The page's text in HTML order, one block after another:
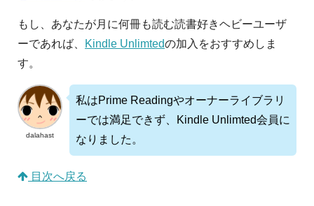
もし、あなたが月に何冊も読む読書好きヘビーユーザ
ーであれば、
Kindle Unlimtedの加入をおすすめしま
す。
dalahast
私はPrime Readingやオーナーライブラリ
ーでは満足できず、Kindle Unlimted会員に
なりました。
目次へ戻る